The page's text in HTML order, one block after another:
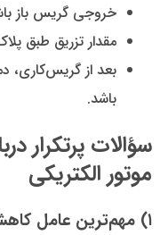
خروجی گریس باز
مقدار تزریق طبق
بعد از گریس‌کاری،
باشد.
سؤالات پرتکرار
موتور الکتریکی
۱) مهم‌ترین عامل کاهش عمر موتور چیست؟